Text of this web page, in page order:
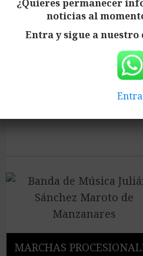
MARCHAS
¿Quieres permanecer
noticias al
Entra y sigue a nuestro